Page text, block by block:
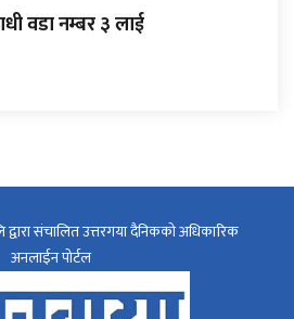
वडा नम्बर ३ लाई
द्वारा संचालित उत्तरगया दैनिकको अधिकारिक
अनलाईन पोर्टल